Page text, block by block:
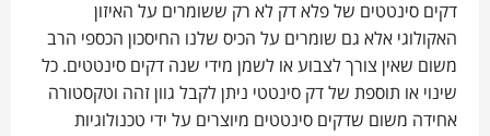
דקים סינטטים של פלא דק לא רק ששומרים על האיזון
האקולוגי אלא גם שומרים על הכיס שלנו החיסכון הכספי הרב
משום שאין צורך לצבוע או לשמן מידי שנה דקים סינטטים. כל
שינוי או תוספת של דק סינטטי ניתן לקבל גוון זהה וטקסטורה
אחידה משום שדקים סינטטים מיוצרים על ידי טכנולוגיות